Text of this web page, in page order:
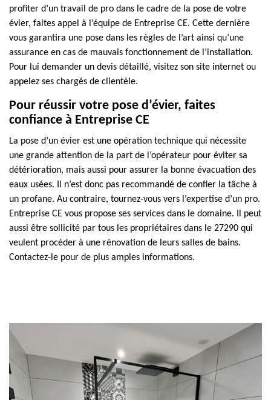
profiter d’un travail de pro dans le cadre de la pose de votre
évier, faites appel à l’équipe de Entreprise CE. Cette dernière
vous garantira une pose dans les règles de l’art ainsi qu’une
assurance en cas de mauvais fonctionnement de l’installation.
Pour lui demander un devis détaillé, visitez son site internet ou
appelez ses chargés de clientèle.
Pour réussir votre pose d’évier, faites
confiance à Entreprise CE
La pose d’un évier est une opération technique qui nécessite
une grande attention de la part de l’opérateur pour éviter sa
détérioration, mais aussi pour assurer la bonne évacuation des
eaux usées. Il n’est donc pas recommandé de confier la tâche à
un profane. Au contraire, tournez-vous vers l’expertise d’un pro.
Entreprise CE vous propose ses services dans le domaine. Il peut
aussi être sollicité par tous les propriétaires dans le 27290 qui
veulent procéder à une rénovation de leurs salles de bains.
Contactez-le pour de plus amples informations.